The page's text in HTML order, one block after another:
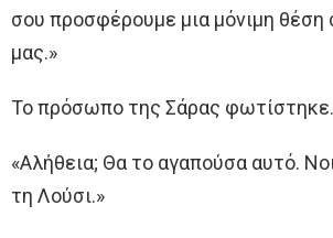
σου προσφέρουμε μια μόνιμη θέση
μας.»
Το πρόσωπο της Σάρας φωτίστηκε.
«Αλήθεια; Θα το αγαπούσα αυτό.
τη Λούσι.»